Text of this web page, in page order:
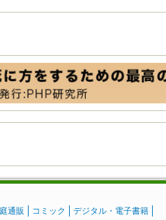
通販 コミック デジタル・電子書籍